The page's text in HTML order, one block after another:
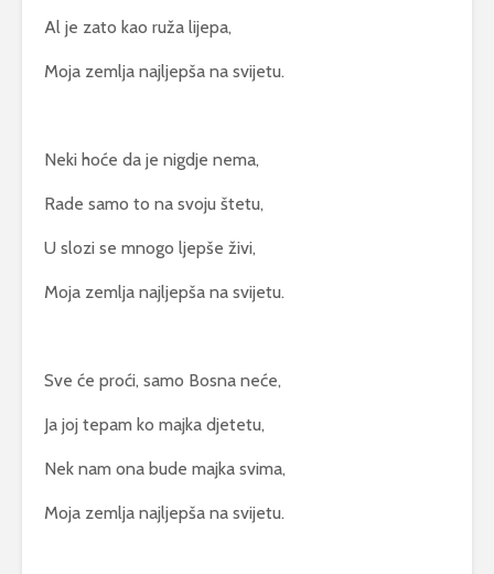
Al je zato kao ruža lijepa,
Moja zemlja najljepša na svijetu.
Neki hoće da je nigdje nema,
Rade samo to na svoju štetu,
U slozi se mnogo ljepše živi,
Moja zemlja najljepša na svijetu.
Sve će proći, samo Bosna neće,
Ja joj tepam ko majka djetetu,
Nek nam ona bude majka svima,
Moja zemlja najljepša na svijetu.